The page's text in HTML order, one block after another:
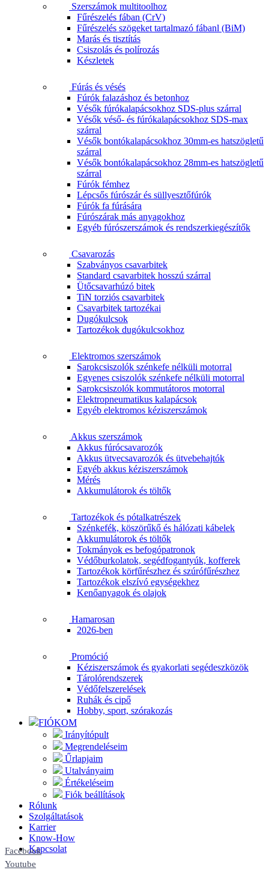
Szerszámok multitoolhoz
Fűrészelés fában (CrV)
Fűrészelés szögeket tartalmazó fábanl (BiM)
Marás és tisztítás
Csiszolás és polírozás
Készletek
Fúrás és vésés
Fúrók falazáshoz és betonhoz
Vésők fúrókalapácsokhoz SDS-plus szárral
Vésők véső- és fúrókalapácsokhoz SDS-max
szárral
Vésők bontókalapácsokhoz 30mm-es hatszögletű
szárral
Vésők bontókalapácsokhoz 28mm-es hatszögletű
szárral
Fúrók fémhez
Lépcsős fúrószár és süllyesztőfúrók
Fúrók fa fúrására
Fúrószárak más anyagokhoz
Egyéb fúrószerszámok és rendszerkiegészítők
Csavarozás
Szabványos csavarbitek
Standard csavarbitek hosszú szárral
Ütőcsavarhúzó bitek
TiN torziós csavarbitek
Csavarbitek tartozékai
Dugókulcsok
Tartozékok dugókulcsokhoz
Elektromos szerszámok
Sarokcsiszolók szénkefe nélküli motorral
Egyenes csiszolók szénkefe nélküli motorral
Sarokcsiszolók kommutátoros motorral
Elektropneumatikus kalapácsok
Egyéb elektromos kéziszerszámok
Akkus szerszámok
Akkus fúrócsavarozók
Akkus ütvecsavarozók és ütvebehajtók
Egyéb akkus kéziszerszámok
Mérés
Akkumulátorok és töltők
Tartozékok és pótalkatrészek
Szénkefék, köszörűkő és hálózati kábelek
Akkumulátorok és töltők
Tokmányok es befogópatronok
Védőburkolatok, segédfogantyúk, kofferek
Tartozékok körfűrészhez és szúrófűrészhez
Tartozékok elszívó egységekhez
Kenőanyagok és olajok
Hamarosan
2026-ben
Promóció
Kéziszerszámok és gyakorlati segédeszközök
Tárolórendszerek
Védőfelszerelések
Ruhák és cipő
Hobby, sport, szórakozás
FIÓKOM
Irányítópult
Megrendeléseim
Űrlapjaim
Utalványaim
Értékeléseim
Fiók beállítások
Rólunk
Szolgáltatások
Karrier
Know-How
Kapcsolat
Facebook
Youtube